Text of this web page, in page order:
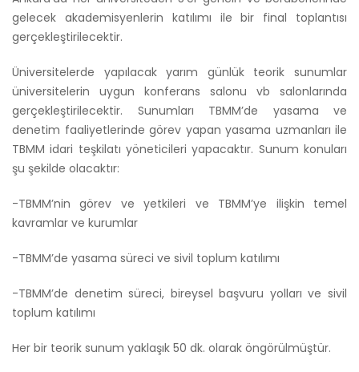
gelecek akademisyenlerin katılımı ile bir final toplantısı
gerçekleştirilecektir.
Üniversitelerde yapılacak yarım günlük teorik sunumlar
üniversitelerin uygun konferans salonu vb salonlarında
gerçekleştirilecektir. Sunumları TBMM’de yasama ve
denetim faaliyetlerinde görev yapan yasama uzmanları ile
TBMM idari teşkilatı yöneticileri yapacaktır. Sunum konuları
şu şekilde olacaktır:
-TBMM’nin görev ve yetkileri ve TBMM’ye ilişkin temel
kavramlar ve kurumlar
-TBMM’de yasama süreci ve sivil toplum katılımı
-TBMM’de denetim süreci, bireysel başvuru yolları ve sivil
toplum katılımı
Her bir teorik sunum yaklaşık 50 dk. olarak öngörülmüştür.